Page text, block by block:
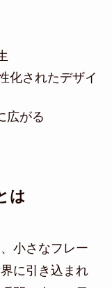
化されたデザイ
広がる
は
小さなフレー
に引き込まれ